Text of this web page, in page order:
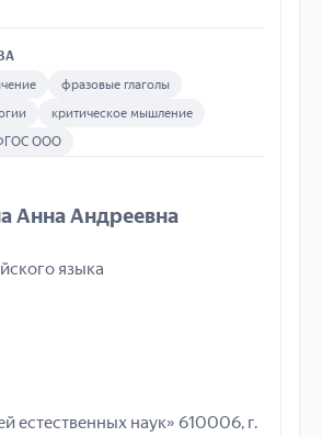
Анна Андреевна
языка
естественных наук» 610006, г.
фразовые глаголы
критическое мышление
ООО